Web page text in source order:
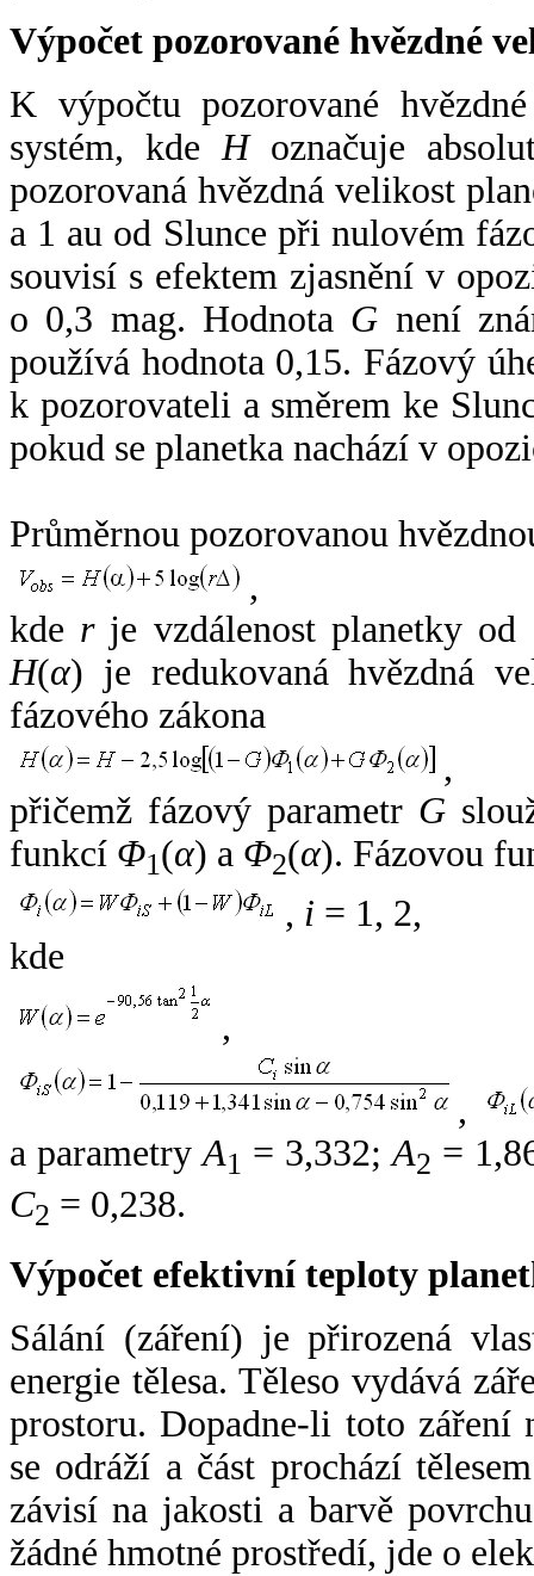
Výpočet pozorované hvězdné
K výpočtu pozorované
systém, kde Hoznačuje
pozorovaná hvězdná velikost
a 1 au od Slunce při nulovém
souvisí s efektem zjasnění v
o 0,3 mag. Hodnota G není
používá hodnota 0,15. Fázový
k pozorovateli a směrem ke
pokud se planetka nachází v
Průměrnou pozorovanou
,
kde rje vzdálenost planetky od
H(α) je redukovaná hvězdná
fázového zákona
,
přičemž fázový parametr G
funkcí Φ1(α) a Φ2(α). Fázovou
, i = 1, 2,
kde
,
,
a parametryA1 = 3,332;A2 =
C2 = 0,238.
Výpočet efektivní teploty
Sálání (záření) je přirozená
energie tělesa. Těleso vydává
prostoru. Dopadne-li toto záření
se odráží a část prochází
závisí na jakosti a barvě
žádné hmotné prostředí, jde o